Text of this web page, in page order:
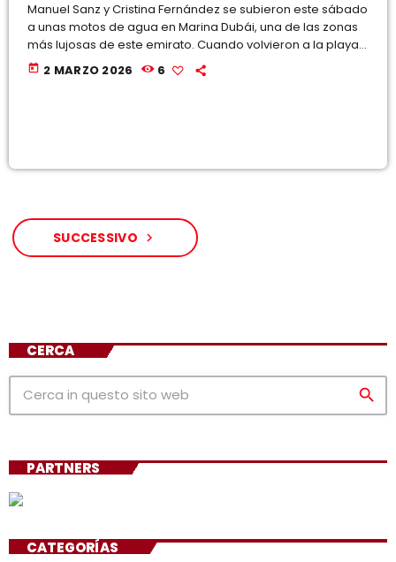
Manuel Sanz y Cristina Fernández se subieron este sábado
a unas motos de agua en Marina Dubái, una de las zonas
más lujosas de este emirato. Cuando volvieron a la playa
les esperaban sus familiares, que “estaban nerviosos
porque habían escuchado un petardazo”, recuerda esta
today 2 MARZO 2026 6
SUCCESSIVO navigate_next
CERCA
search
PARTNERS
CATEGORÍAS